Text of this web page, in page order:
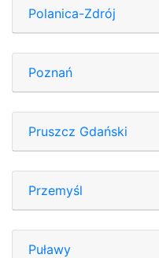
Polanica-Zdrój
Poznań
Pruszcz Gdański
Przemyśl
Puławy